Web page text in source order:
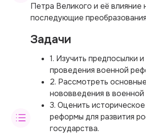
Петра Великого и её влияние
последующие
Задачи
1. Изучить предпосылки
проведения военной
2. Рассмотреть
нововведения в военной
3. Оценить
реформы для развития
государства.